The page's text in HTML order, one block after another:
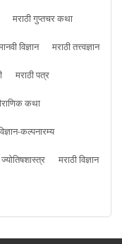
मराठी गुप्तचर कथा
विज्ञान
मराठी तत्त्वज्ञान
मराठी पत्र
कथा
कल्पनारम्य
मराठी विज्ञान